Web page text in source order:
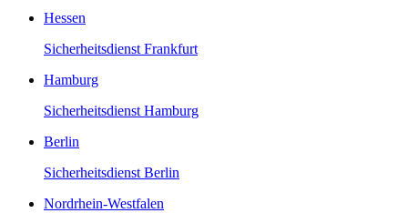
Hessen
Sicherheitsdienst Frankfurt
Hamburg
Sicherheitsdienst Hamburg
Berlin
Sicherheitsdienst Berlin
Nordrhein-Westfalen